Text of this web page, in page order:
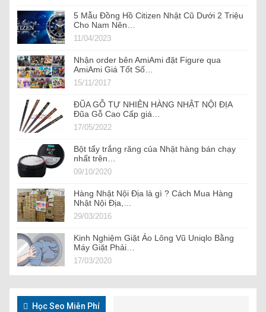
5 Mẫu Đồng Hồ Citizen Nhật Cũ Dưới 2 Triệu
Cho Nam Nên…
11/04/2023
Nhận order bên AmiAmi đặt Figure qua
AmiAmi Giá Tốt Số…
15/11/2017
ĐŨA GỖ TỰ NHIÊN HÀNG NHẬT NỘI ĐỊA
Đũa Gỗ Cao Cấp giá…
17/05/2022
Bột tẩy trắng răng của Nhật hàng bán chạy
nhất trên…
09/10/2020
Hàng Nhật Nội Địa là gì ? Cách Mua Hàng
Nhật Nội Địa,…
29/03/2016
Kinh Nghiệm Giặt Áo Lông Vũ Uniqlo Bằng
Máy Giặt Phải…
17/03/2020
Học Seo Miễn Phí